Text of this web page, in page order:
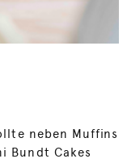
neben Muffins
Bundt Cakes